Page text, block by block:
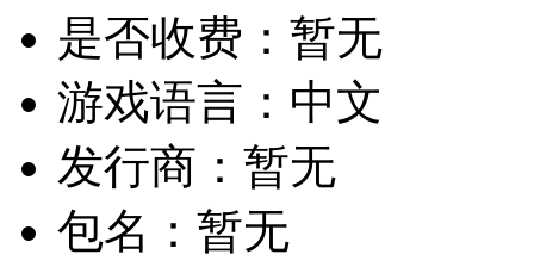
是否收费： 暂无
游戏语言： 中文
发行商： 暂无
包名： 暂无